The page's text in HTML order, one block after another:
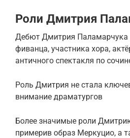
Роли Дмитрия
Дебют Дмитрия Паламарчука
фиванца, участника хора,
античного спектакля по
Роль Дмитрия не стала
внимание драматургов
Более значимые роли
примерив образ Меркуцио, а